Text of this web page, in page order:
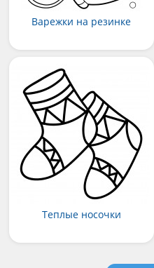
Варежки на резинке
Теплые носочки